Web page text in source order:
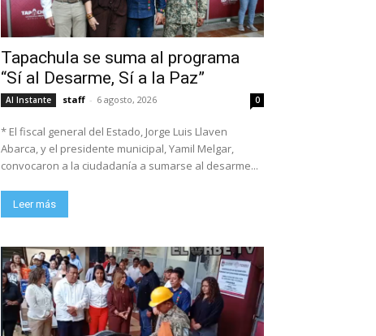
Tapachula se suma al programa
“Sí al Desarme, Sí a la Paz”
Al Instante staff - 6 agosto, 2026 0
* El fiscal general del Estado, Jorge Luis Llaven
Abarca, y el presidente municipal, Yamil Melgar,
convocaron a la ciudadanía a sumarse al desarme...
Leer más